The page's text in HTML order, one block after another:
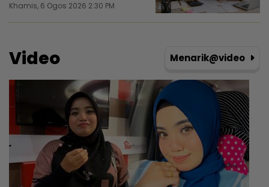
Khamis, 6 Ogos 2026 2:30 PM
Video Menarik@video